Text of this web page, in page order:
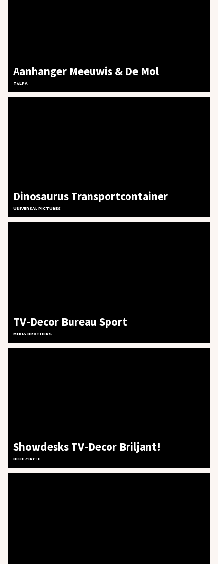
Aanhanger Meeuwis & De Mol
TALPA
Dinosaurus Transportcontainer
UNIVERSAL PICTURES
TV-Decor Bureau Sport
MEDIA BROTHERS
Showdesks TV-Decor Briljant!
BLUE CIRCLE